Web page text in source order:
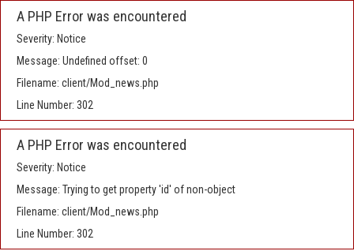
A PHP Error was encountered
Severity: Notice
Message: Undefined offset: 0
Filename: client/Mod_news.php
Line Number: 302
A PHP Error was encountered
Severity: Notice
Message: Trying to get property 'id' of non-object
Filename: client/Mod_news.php
Line Number: 302